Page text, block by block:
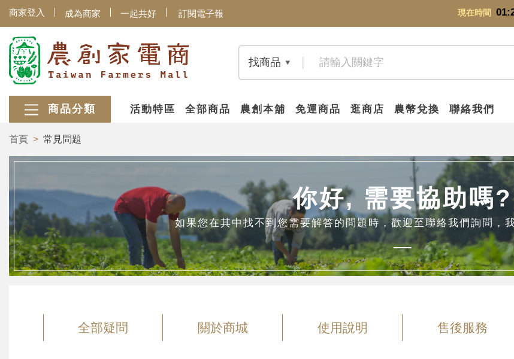
現在時間
商家登入 成為商家 一起共好 訂閱電子報
找商品
商品分類 活動特區 全部商品 農創本舖 免運商品 逛商店 農幣兌換 聯絡我們
首頁 常見問題
你好, 需要協助嗎?
如果您在其中找不到您需要解答的問題時，歡迎至聯絡我們詢問，
全部疑問 關於商城 使用說明 售後服務